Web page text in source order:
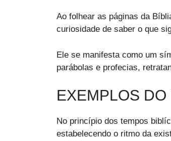
Ao folhear as páginas da
curiosidade de saber o que
Ele se manifesta como um
parábolas e profecias,
EXEMPLOS
No princípio dos tempos
estabelecendo o ritmo da